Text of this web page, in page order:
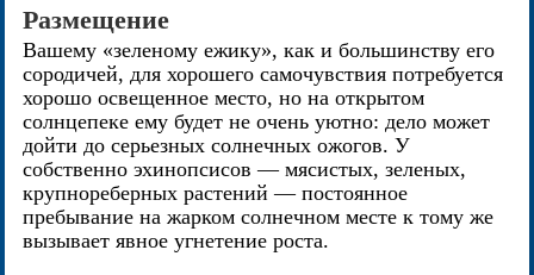
Размещение
Вашему «зеленому ежику», как и большинству его
сородичей, для хорошего самочувствия потребуется
хорошо освещенное место, но на открытом
солнцепеке ему будет не очень уютно: дело может
дойти до серьезных солнечных ожогов. У
собственно эхинопсисов — мясистых, зеленых,
крупнореберных растений — постоянное
пребывание на жарком солнечном месте к тому же
вызывает явное угнетение роста.